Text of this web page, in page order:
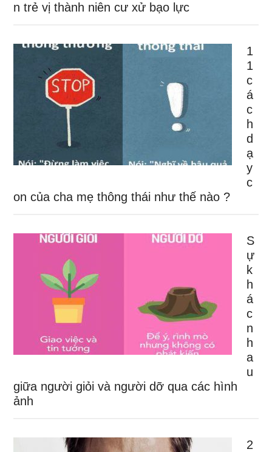
n trẻ vị thành niên cư xử bạo lực
1
1
c
á
c
h
d
ạ
y
c
on của cha mẹ thông thái như thế nào ?
S
ự
k
h
á
c
n
h
a
u
giữa người giỏi và người dỡ qua các hình
ảnh
2